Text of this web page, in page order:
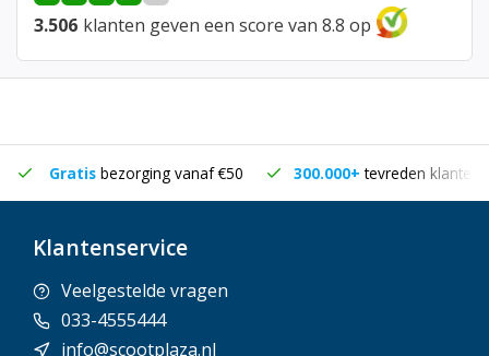
3.506 klanten geven een score van 8.8 op
Gratis bezorging vanaf €50 300.000+tevreden klanten
Klantenservice
Veelgestelde vragen
033-4555444
info@scootplaza.nl